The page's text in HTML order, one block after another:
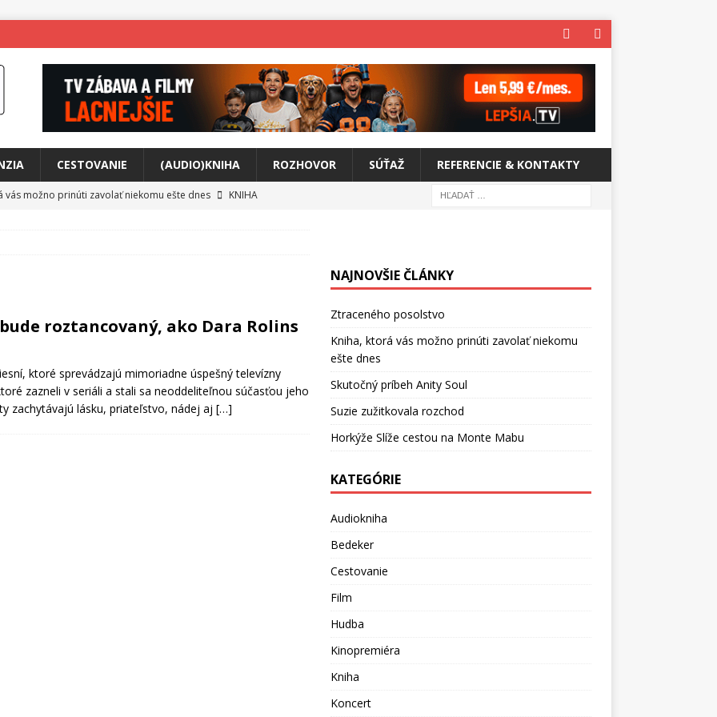
CESTOVANIE (AUDIO)KNIHA ROZHOVOR SÚŤAŽ REFERENCIE & KONTAKTY
vás možno prinúti zavolať niekomu ešte dnes
KNIHA
svet plný tajomstiev
FILM
roztancovaný, ako Dara Rolins
ktoré sprevádzajú mimoriadne úspešný televízny
zazneli v seriáli a stali sa neoddeliteľnou súčasťou jeho
zachytávajú lásku, priateľstvo, nádej aj […]
NAJNOVŠIE ČLÁNKY
Ztraceného posolstvo
Kniha, ktorá vás možno prinúti zavolať niekomu
ešte dnes
Skutočný príbeh Anity Soul
Suzie zužitkovala rozchod
Horkýže Slíže cestou na Monte Mabu
KATEGÓRIE
Audiokniha
Bedeker
Cestovanie
Film
Hudba
Kinopremiéra
Kniha
Koncert